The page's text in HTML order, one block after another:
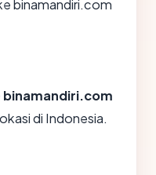
binamandiri.com
binamandiri.com
di Indonesia.